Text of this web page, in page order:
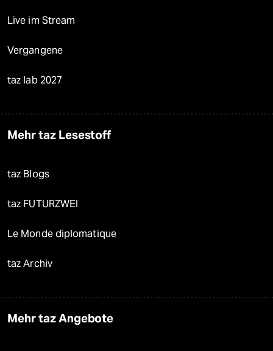
Live im Stream
Vergangene
taz lab 2027
Mehr taz Lesestoff
taz Blogs
taz FUTURZWEI
Le Monde diplomatique
taz Archiv
Mehr taz Angebote